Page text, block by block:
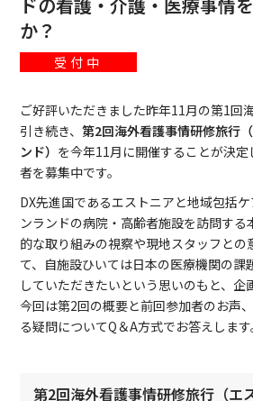
か？
受付中
ご好評いただきました昨年11月の第1回
引き続き、第2回海外看護事情研修旅行
ンド） を今年11月に開催することが決
者を募集中です。
DX先進国であるエストニアと地域包括
ンランドの病院・高齢者施設を訪問する
的な取り組みの視察や現地スタッフとの
て、自施設ひいては日本の医療機関の課
していただきたいという思いのもと、企
今回は第2回の概要と前回参加者のお声
る疑問についてQ＆A方式でお答えします
第2回海外看護事情研修旅行（エ